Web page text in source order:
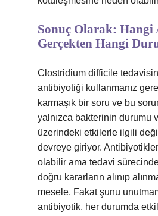
Sonuç Olarak:
Gerçekten Hangi
Clostridium difficile
antibiyotiği kullanmanız
karmaşık bir soru ve bu
yalnızca bakterinin durumu
üzerindeki etkilerle ilgili
devreye giriyor.
olabilir ama tedavi
doğru kararların alınıp
mesele. Fakat şunu
antibiyotik, her durumda